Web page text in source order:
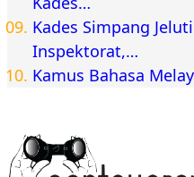
Kades Simpang
Inspektorat,…
Kamus Bahasa